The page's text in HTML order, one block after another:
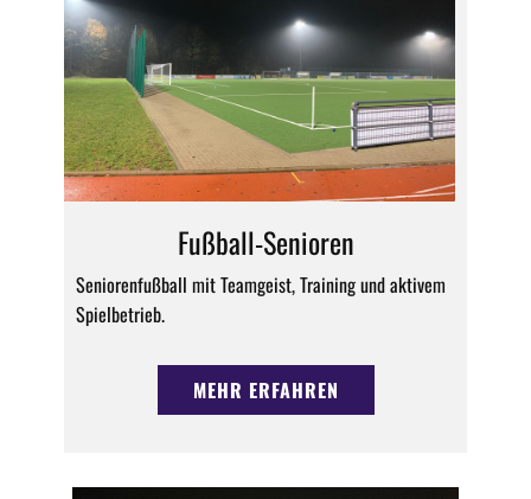
Fußball-Senioren
Seniorenfußball mit Teamgeist, Training und aktivem
Spielbetrieb.
MEHR ERFAHREN